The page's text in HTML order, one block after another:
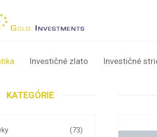
Investičné zlato Investičné
KATEGÓRIE
(73)